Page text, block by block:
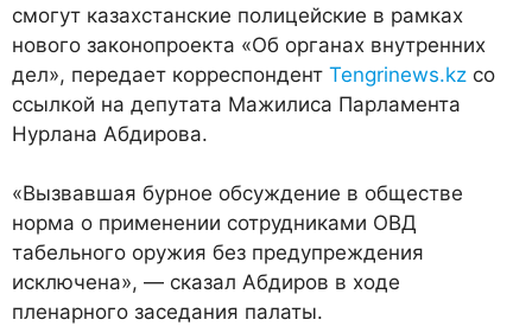
смогут казахстанские полицейские в рамках
нового законопроекта «Об органах внутренних
дел», передает корреспондент Tengrinews.kz со
ссылкой на депутата Мажилиса Парламента
Нурлана Абдирова.
«Вызвавшая бурное обсуждение в обществе
норма о применении сотрудниками ОВД
табельного оружия без предупреждения
исключена», — сказал Абдиров в ходе
пленарного заседания палаты.